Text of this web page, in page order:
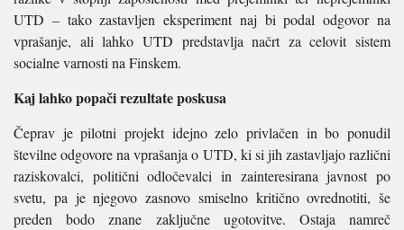
UTD – tako zastavljen eksperiment naj bi podal odgovor na
vprašanje, ali lahko UTD predstavlja načrt za celovit sistem
socialne varnosti na Finskem.
Kaj lahko popači rezultate poskusa
Čeprav je pilotni projekt idejno zelo privlačen in bo ponudil
številne odgovore na vprašanja o UTD, ki si jih zastavljajo različni
raziskovalci, politični odločevalci in zainteresirana javnost po
svetu, pa je njegovo zasnovo smiselno kritično ovrednotiti, še
preden bodo znane zaključne ugotovitve. Ostaja namreč